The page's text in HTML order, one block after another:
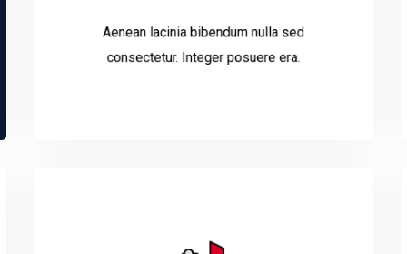
Aenean lacinia bibendum nulla sed
consectetur. Integer posuere era.
Read More